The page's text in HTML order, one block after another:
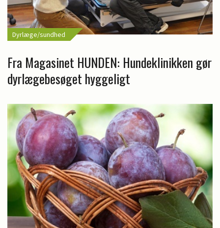
Dyrlæge/sundhed
Fra Magasinet HUNDEN: Hundeklinikken gør
dyrlægebesøget hyggeligt